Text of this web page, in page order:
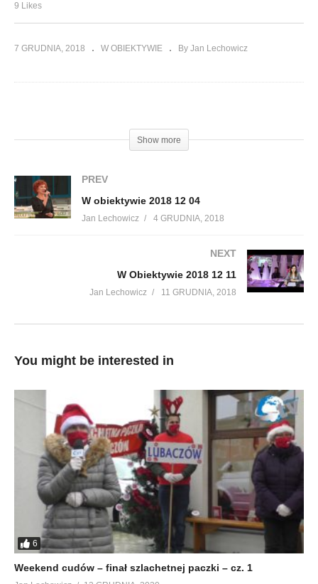
9 Likes
7 GRUDNIA, 2018 W OBIEKTYWIE By Jan Lechowicz
Show more
PREV
W obiektywie 2018 12 04
Jan Lechowicz 4 GRUDNIA, 2018
NEXT
W Obiektywie 2018 12 11
Jan Lechowicz 11 GRUDNIA, 2018
You might be interested in
6
Weekend cudów – finał szlachetnej paczki – cz. 1